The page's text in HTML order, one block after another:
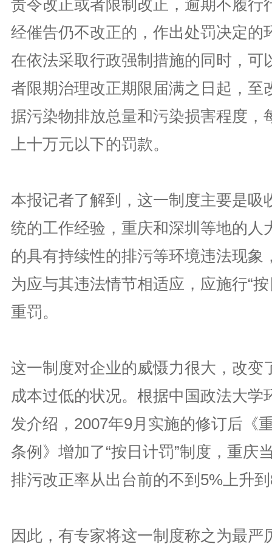
责令改正或者限制改正，逾期不履行
经催告仍不改正的，作出处罚决定的
在依法采取行政强制措施的同时，可
者限期治理改正期限届满之日起，至
据污染物排放总量和污染损害程度，
上十万元以下的罚款。
本报记者了解到，这一制度主要是吸
统的工作经验，重庆和深圳等地的人
的具有持续性的排污等环境违法现象
为应与其违法情节相适应，应施行“
重罚。
这一制度对企业的威慑力很大，改变
成本过低的状况。根据中国政法大学
发介绍，2007年9月实施的修订后《
条例》增加了“按日计罚”制度，重庆
排污改正率从出台前的不到5%上升
因此，有专家将这一制度称之为最严